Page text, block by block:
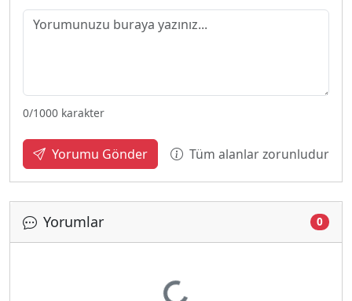
0/1000 karakter
Yorumu Gönder Tüm alanlar zorunludur
Yorumlar 0
Yükleniyor...